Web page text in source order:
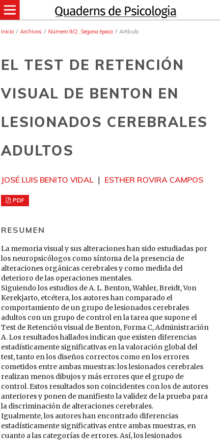
Inicio / Archivos / Número 9/2, Segona època / Artículo
EL TEST DE RETENCIÓN
VISUAL DE BENTON EN
LESIONADOS CEREBRALES
ADULTOS
JOSÉ LUIS BENITO VIDAL ESTHER ROVIRA CAMPOS
PDF
RESUMEN
La memoria visual y sus alteraciones han sido estudiadas por
los neuropsicólogos como síntoma de la presencia de
alteraciones orgánicas cerebrales y como medida del
deterioro de las operaciones mentales.
Siguiendo los estudios de A. L. Benton, Wahler, Breidt, Von
Kerekjarto, etcétera, los autores han comparado el
comportamiento de un grupo de lesionados cerebrales
adultos con un grupo de control en la tarea que supone el
Test de Retención visual de Benton, Forma C, Administración
A. Los resultados hallados indican que existen diferencias
estadísticamente significativas en la valoración global del
test, tanto en los diseños correctos como en los errores
cometidos entre ambas muestras: los lesionados cerebrales
realizan menos dibujos y más errores que el grupo de
control. Estos resultados son coincidentes con los de autores
anteriores y ponen de manifiesto la validez de la prueba para
la discriminación de alteraciones cerebrales.
Igualmente, los autores han encontrado diferencias
estadísticamente significativas entre ambas muestras, en
cuanto a las categorías de errores. Así, los lesionados